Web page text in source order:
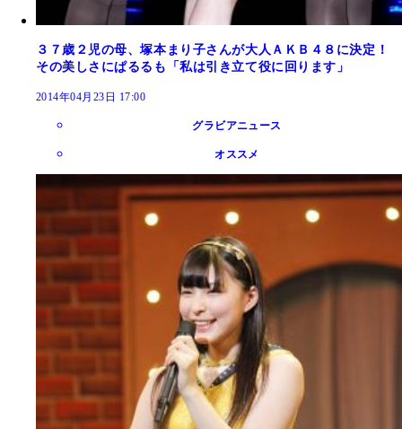
３７歳２児の母、塚本まり子さんが大人ＡＫＢ４８に決定！
その美しさにぱるるも「私は引き立て役に回ります」
2014年04月23日 17:00
グラビアニュース
オススメ